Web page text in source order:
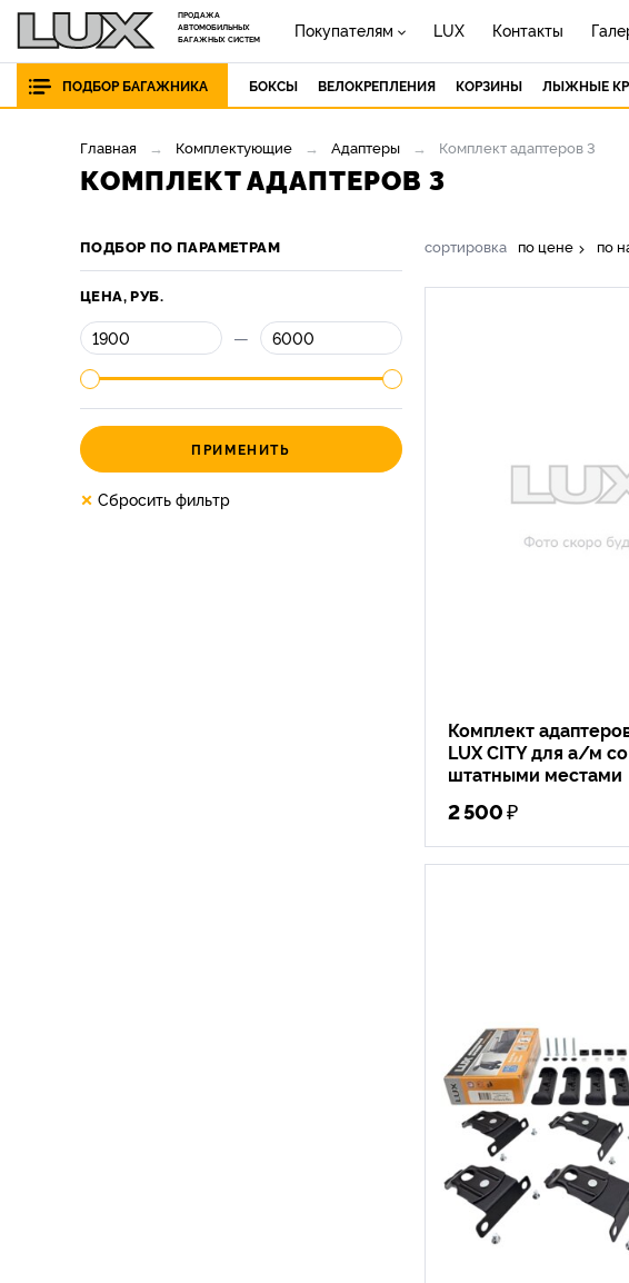
ПРОДАЖА
АВТОМОБИЛЬНЫХ
БАГАЖНЫХ СИСТЕМ
Покупателям LUX Контакты
ПОДБОР БАГАЖНИКА БОКСЫ ВЕЛОКРЕПЛЕНИЯ КОРЗИНЫ ЛЫЖНЫЕ
Главная Комплектующие Адаптеры Комплект адаптеров 3
КОМПЛЕКТ АДАПТЕРОВ 3
ПОДБОР ПО ПАРАМЕТРАМ
ЦЕНА, РУБ.
—
ПРИМЕНИТЬ
× Сбросить фильтр
сортировка по цене по
Комплект
LUX CITY для а/м со
штатными местами
2 500₽